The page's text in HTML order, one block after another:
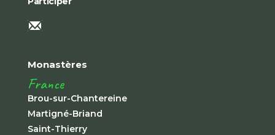
Monastères
France
Brou-sur-Chantereine
Martigné-Briand
Saint-Thierry